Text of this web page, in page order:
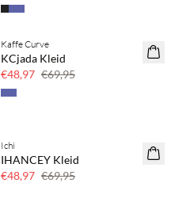
SAVE20
30 % Rabatt
Kaffe Curve
KCjada Kleid
€48,97 €69,95
SAVE20
Ichi
IHANCEY Kleid
€48,97 €69,95